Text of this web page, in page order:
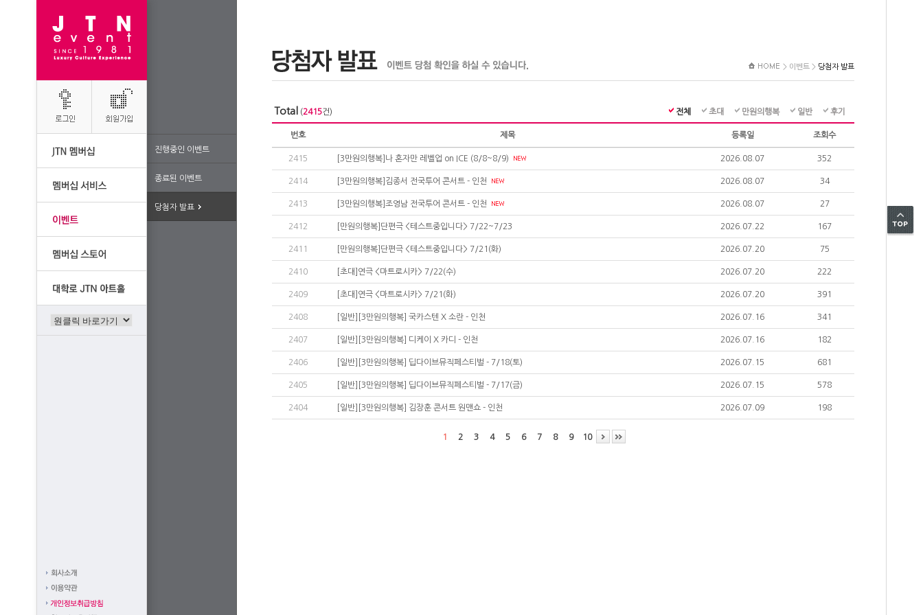
진행중인 이벤트
종료된 이벤트
당첨자 발표
> 이벤트> 당첨자 발표
Total (2415건) 전체 초대 만원의행복 일반 후기
번호 제목 등록일 조회수
2415 [3만원의행복]나 혼자만 레벨업 on ICE (8/8~8/9) 2026.08.07 352
2414 [3만원의행복]김종서 전국투어 콘서트 - 인천 2026.08.07 34
2413 [3만원의행복]조영남 전국투어 콘서트 - 인천 2026.08.07 27
2412 [만원의행복]단편극 <테스트중입니다> 7/22~7/23 2026.07.22 167
2411 [만원의행복]단편극 <테스트중입니다> 7/21(화) 2026.07.20 75
2410 [초대]연극 <마트로시카> 7/22(수) 2026.07.20 222
2409 [초대]연극 <마트로시카> 7/21(화) 2026.07.20 391
2408 [일반][3만원의행복] 국카스텐 X 소란 - 인천 2026.07.16 341
2407 [일반][3만원의행복] 디케이 X 카디 - 인천 2026.07.16 182
2406 [일반][3만원의행복] 딥다이브뮤직페스티벌 - 7/18(토) 2026.07.15 681
2405 [일반][3만원의행복] 딥다이브뮤직페스티벌 - 7/17(금) 2026.07.15 578
2404 [일반][3만원의행복] 김장훈 콘서트 원맨쇼 - 인천 2026.07.09 198
1 2 3 4 5 6 7 8 9 10